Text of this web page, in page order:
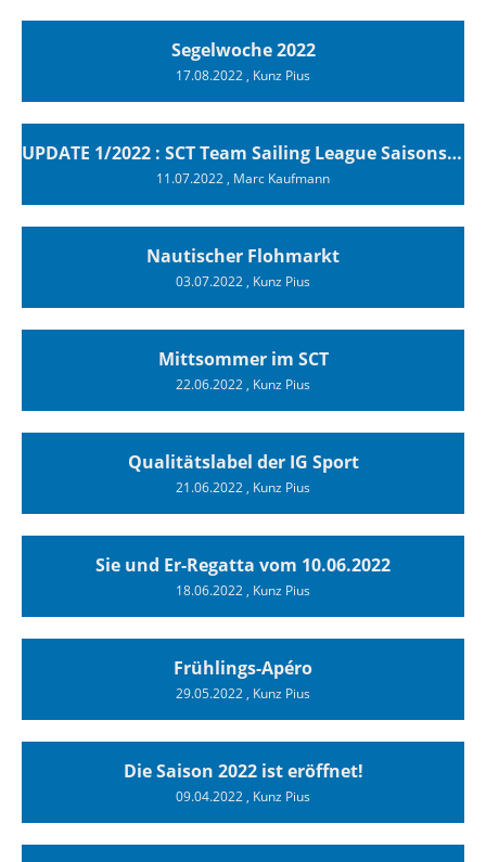
Segelwoche 2022
17.08.2022, Kunz Pius
UPDATE 1/2022 : SCT Team Sailing League Saisonstartsieg
11.07.2022, Marc Kaufmann
Nautischer Flohmarkt
03.07.2022, Kunz Pius
Mittsommer im SCT
22.06.2022, Kunz Pius
Qualitätslabel der IG Sport
21.06.2022, Kunz Pius
Sie und Er-Regatta vom 10.06.2022
18.06.2022, Kunz Pius
Frühlings-Apéro
29.05.2022, Kunz Pius
Die Saison 2022 ist eröffnet!
09.04.2022, Kunz Pius